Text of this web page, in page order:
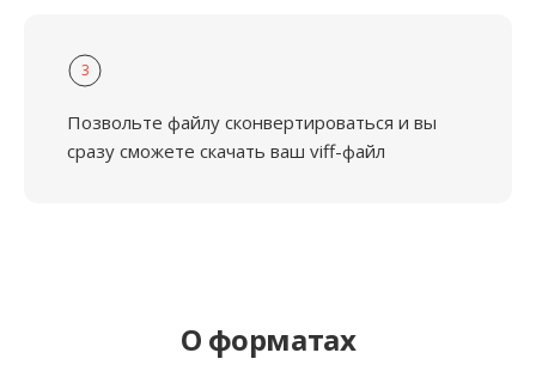
3
Позвольте файлу сконвертироваться и вы
сразу сможете скачать ваш viff-файл
О форматах